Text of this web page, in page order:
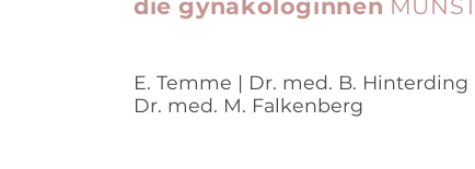
die gynäkologinnen
E. Temme | Dr. med. B.
Dr. med. M. Falkenberg